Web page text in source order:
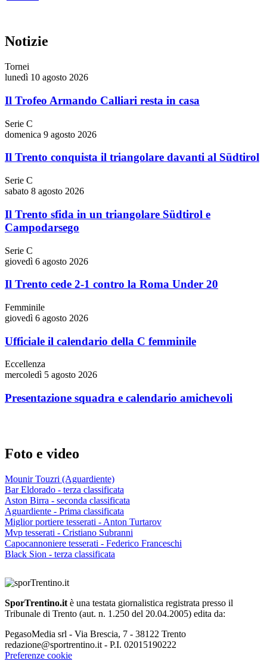
Notizie
Tornei
lunedì 10 agosto 2026
Il Trofeo Armando Calliari resta in casa
Serie C
domenica 9 agosto 2026
Il Trento conquista il triangolare davanti al Südtirol
Serie C
sabato 8 agosto 2026
Il Trento sfida in un triangolare Südtirol e
Campodarsego
Serie C
giovedì 6 agosto 2026
Il Trento cede 2-1 contro la Roma Under 20
Femminile
giovedì 6 agosto 2026
Ufficiale il calendario della C femminile
Eccellenza
mercoledì 5 agosto 2026
Presentazione squadra e calendario amichevoli
Foto e video
Mounir Touzri (Aguardiente)
Bar Eldorado - terza classificata
Aston Birra - seconda classificata
Aguardiente - Prima classificata
Miglior portiere tesserati - Anton Turtarov
Mvp tesserati - Cristiano Subranni
Capocannoniere tesserati - Federico Franceschi
Black Sion - terza classificata
SporTrentino.it è una testata giornalistica registrata presso il
Tribunale di Trento (aut. n. 1.250 del 20.04.2005) edita da:
PegasoMedia srl - Via Brescia, 7 - 38122 Trento
redazione@sportrentino.it - P.I. 02015190222
Preferenze cookie